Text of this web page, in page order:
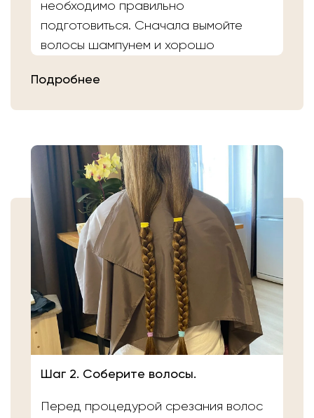
необходимо правильно
подготовиться. Сначала вымойте
волосы шампунем и хорошо
Затем плотно закрепите волосы
самостоятельно, то косичку
аккуратно уложите в пакет или бумагу.
Или просто приходите в салон «Банк
Волос».
Подробнее
Шаг 2. Соберите волосы.
Перед процедурой срезания волос